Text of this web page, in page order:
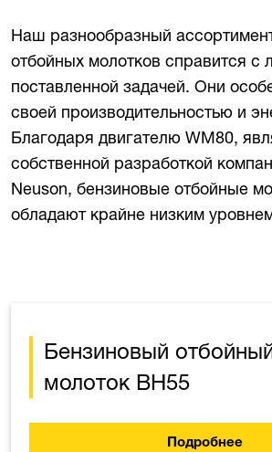
Наш разнообразный
отбойных молотков справится с
поставленной задачей. Они
своей производительностью и
Благодаря двигателю WM80,
собственной разработкой
Neuson, бензиновые отбойные
обладают крайне низким
Бензиновый
молоток BH55
Подробнее